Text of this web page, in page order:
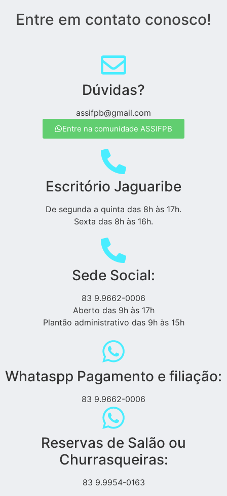
Entre em contato conosco!
Dúvidas?
assifpb@gmail.com
Entre na comunidade ASSIFPB
Escritório Jaguaribe
De segunda a quinta das 8h às 17h.
Sexta das 8h às 16h.
Sede Social:
83 9.9662-0006
Aberto das 9h às 17h
Plantão administrativo das 9h às 15h
Whataspp Pagamento e filiação:
83 9.9662-0006
Reservas de Salão ou
Churrasqueiras:
83 9.9954-0163